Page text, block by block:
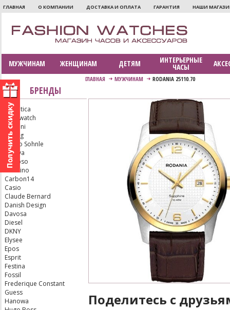
ГЛАВНАЯ О КОМПАНИИ ДОСТАВКА И ОПЛАТА ГАРАНТИЯ НАШИ
МУЖЧИНАМ ЖЕНЩИНАМ ДЕТЯМ ИНТЕРЬЕРНЫЕ
ЧАСЫ
ГЛАВНАЯ МУЖЧИНАМ RODANIA 25110.70
БРЕНДЫ
Adriatica
Aerowatch
Armani
Bering
Bruno Sohnle
Bulova
Calypso
Candino
Carbon14
Casio
Claude Bernard
Danish Design
Davosa
Diesel
DKNY
Elysee
Epos
Esprit
Festina
Fossil
Frederique Constant
Guess
Hanowa
Поделитесь с